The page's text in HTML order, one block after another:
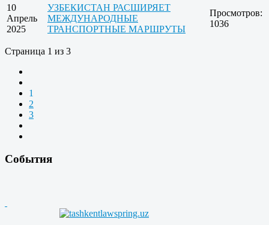
10
Апрель
2025
УЗБЕКИСТАН РАСШИРЯЕТ
МЕЖДУНАРОДНЫЕ
ТРАНСПОРТНЫЕ МАРШРУТЫ
Просмотров:
1036
Страница 1 из 3
1
2
3
События